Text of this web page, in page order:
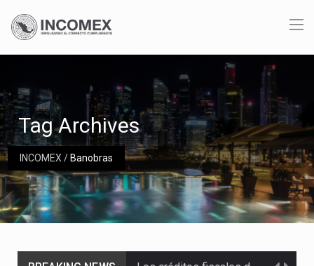
INCOMEX/ Banobras
Tag Archives